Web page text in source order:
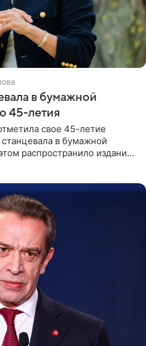
в бумажной
45-летия
свое 45-летие
в бумажной
распространило издание